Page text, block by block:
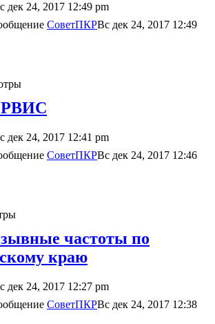
дек 24, 2017 12:49 pm
CоветПКРВс дек 24, 2017 12:49
дек 24, 2017 12:41 pm
CоветПКРВс дек 24, 2017 12:46
частоты по
краю
дек 24, 2017 12:27 pm
CоветПКРВс дек 24, 2017 12:38